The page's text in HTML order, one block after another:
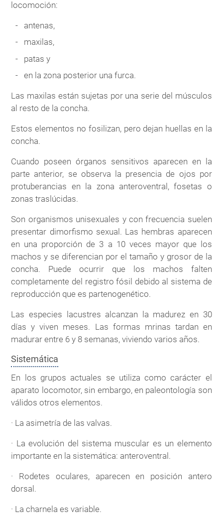
locomoción:
antenas,
maxilas,
patas y
en la zona posterior una furca.
Las maxilas están sujetas por una serie del músculos
al resto de la concha.
Estos elementos no fosilizan, pero dejan huellas en la
concha.
Cuando poseen órganos sensitivos aparecen en la
parte anterior, se observa la presencia de ojos por
protuberancias en la zona anteroventral, fosetas o
zonas traslúcidas.
Son organismos unisexuales y con frecuencia suelen
presentar dimorfismo sexual. Las hembras aparecen
en una proporción de 3 a 10 veces mayor que los
machos y se diferencian por el tamaño y grosor de la
concha. Puede ocurrir que los machos falten
completamente del registro fósil debido al sistema de
reproducción que es partenogenético.
Las especies lacustres alcanzan la madurez en 30
días y viven meses. Las formas mrinas tardan en
madurar entre 6 y 8 semanas, viviendo varios años.
Sistemática
En los grupos actuales se utiliza como carácter el
aparato locomotor, sin embargo, en paleontología son
válidos otros elementos.
· La asimetría de las valvas.
· La evolución del sistema muscular es un elemento
importante en la sistemática: anteroventral.
· Rodetes oculares, aparecen en posición antero
dorsal.
· La charnela es variable.